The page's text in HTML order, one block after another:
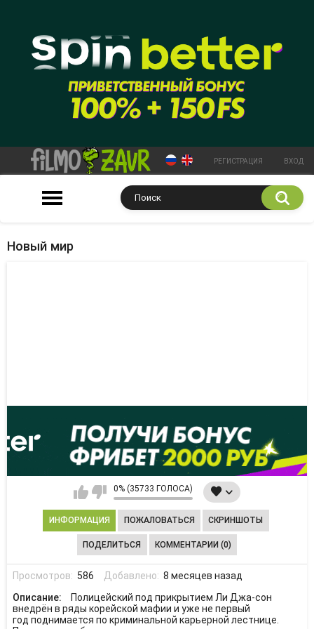
РЕГИСТРАЦИЯ ВХОД
Новый мир
0% (35733 ГОЛОСА)
ИНФОРМАЦИЯ ПОЖАЛОВАТЬСЯ СКРИНШОТЫ
ПОДЕЛИТЬСЯ КОММЕНТАРИИ (0)
Просмотров: 586 Добавлено: 8 месяцев назад
Описание:
Полицейский под прикрытием Ли Джа-сон
внедрён в ряды корейской мафии и уже не первый
год поднимается по криминальной карьерной лестнице.